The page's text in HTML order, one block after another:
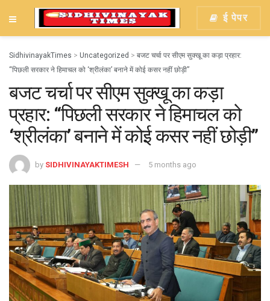
ई पेपर
SidhivinayakTimes > Uncategorized > बजट चर्चा पर सीएम सुक्खू का कड़ा प्रहार:
“पिछली सरकार ने हिमाचल को ‘श्रीलंका’ बनाने में कोई कसर नहीं छोड़ी”
बजट चर्चा पर सीएम सुक्खू का कड़ा
प्रहार: “पिछली सरकार ने हिमाचल को
‘श्रीलंका’ बनाने में कोई कसर नहीं छोड़ी”
by SIDHIVINAYAKTIMESH 5 months ago